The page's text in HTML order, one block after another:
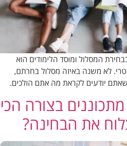
המסלול ומוסד הלימודים הוא
לא משנה באיזה מסלול בחרתם,
יודעים לקראת מה אתם הולכים.
בצורה הכי
את הבחינה?